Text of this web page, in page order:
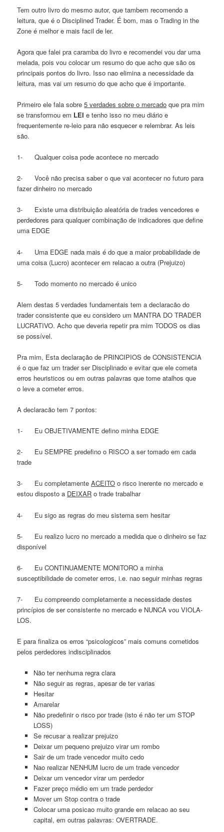
Tem outro livro do mesmo autor, que tambem recomendo a
leitura, que é o Disciplined Trader. É bom, mas o Trading in the
Zone é melhor e mais facil de ler.
Agora que falei pra caramba do livro e recomendei vou dar uma
melada, pois vou colocar um resumo do que acho que são os
principais pontos do livro. Isso nao elimina a necessidade da
leitura, mas vai um resumo do que acho que é importante.
Primeiro ele fala sobre5 verdades sobre o mercado que pra mim
se transformou em LEI e tenho isso no meu diário e
frequentemente re-leio para não esquecer e relembrar. As leis
são.
1- Qualquer coisa pode acontece no mercado
2- Você não precisa saber o que vai acontecer no futuro para
fazer dinheiro no mercado
3- Existe uma distribuição aleatória de trades vencedores e
perdedores para qualquer combinação de indicadores que define
uma EDGE
4- Uma EDGE nada mais é do que a maior probabilidade de
uma coisa (Lucro) acontecer em relacao a outra (Prejuizo)
5- Todo momento no mercado é unico
Alem destas 5 verdades fundamentais tem a declaracão do
trader consistente que eu considero um MANTRA DO TRADER
LUCRATIVO. Acho que deveria repetir pra mim TODOS os dias
se possível.
Pra mim, Esta declaração de PRINCIPIOS de CONSISTENCIA
é o que faz um trader ser Disciplinado e evitar que ele cometa
erros heuristicos ou em outras palavras que tome atalhos que
o leve a cometer erros.
A declaracão tem 7 pontos:
1- Eu OBJETIVAMENTE defino minha EDGE
2- Eu SEMPRE predefino o RISCO a ser tomado em cada
trade
3- Eu completamenteACEITO o risco inerente no mercado e
estou disposto a DEIXAR o trade trabalhar
4- Eu sigo as regras do meu sistema sem hesitar
5- Eu realizo lucro no mercado a medida que o dinheiro se faz
disponível
6- Eu CONTINUAMENTE MONITORO a minha
susceptibilidade de cometer erros, i.e. nao seguir minhas regras
7- Eu compreendo completamente a necessidade destes
princípios de ser consistente no mercado e NUNCA vou VIOLA-
LOS.
E para finaliza os erros “psicologicos” mais comuns cometidos
pelos perdedores indisciplinados
Não ter nenhuma regra clara
Não seguir as regras, apesar de ter varias
Hesitar
Amarelar
Não predefinir o risco por trade (isto é não ter um STOP
LOSS)
Se recusar a realizar prejuizo
Deixar um pequeno prejuizo virar um rombo
Sair de um trade vencedor muito cedo
Nao realizar NENHUM lucro de um trade vencedor
Deixar um vencedor virar um perdedor
Fazer preço médio em um trade perdedor
Mover um Stop contra o trade
Colocar uma posicao muito grande em relacao ao seu
capital, em outras palavras: OVERTRADE.